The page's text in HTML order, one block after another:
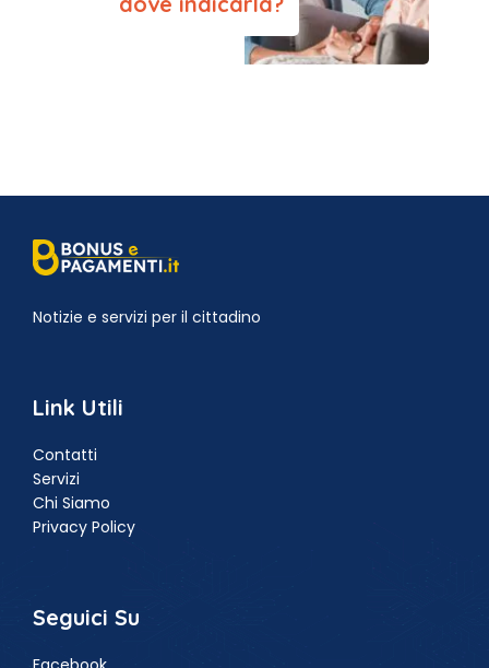
Notizie e servizi per il cittadino
Link Utili
Contatti
Servizi
Chi Siamo
Privacy Policy
Seguici Su